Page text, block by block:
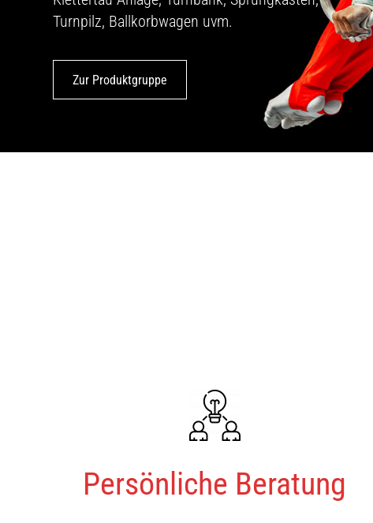
Turnpilz, Ballkorbwagen uvm.
Zur Produktgruppe
Persönliche Beratung